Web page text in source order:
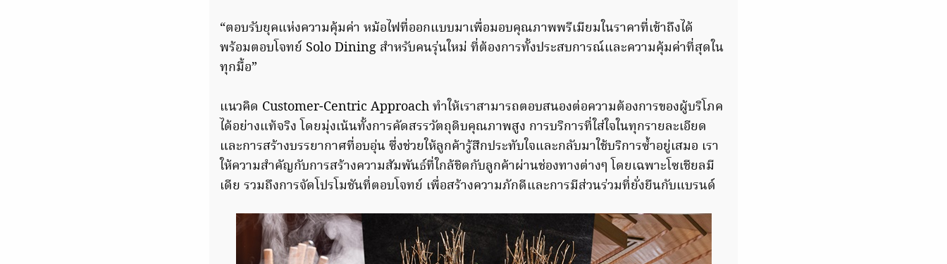
“ตอบรับยุคแห่งความคุ้มค่า หม้อไฟที่ออกแบบมาเพื่อมอบคุณภาพพรีเมียมในราคาที่เข้าถึงได้
พร้อมตอบโจทย์ Solo Dining สำหรับคนรุ่นใหม่ ที่ต้องการทั้งประสบการณ์และความคุ้มค่าที่สุดใน
ทุกมื้อ”
แนวคิด Customer-Centric Approach ทำให้เราสามารถตอบสนองต่อความต้องการของผู้บริโภค
ได้อย่างแท้จริง โดยมุ่งเน้นทั้งการคัดสรรวัตถุดิบคุณภาพสูง การบริการที่ใส่ใจในทุกรายละเอียด
และการสร้างบรรยากาศที่อบอุ่น ซึ่งช่วยให้ลูกค้ารู้สึกประทับใจและกลับมาใช้บริการซ้ำอยู่เสมอ เรา
ให้ความสำคัญกับการสร้างความสัมพันธ์ที่ใกล้ชิดกับลูกค้าผ่านช่องทางต่างๆ โดยเฉพาะโซเชียลมี
เดีย รวมถึงการจัดโปรโมชันที่ตอบโจทย์ เพื่อสร้างความภักดีและการมีส่วนร่วมที่ยั่งยืนกับแบรนด์